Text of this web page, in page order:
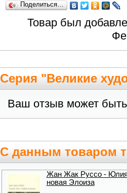
Поделиться…
Товар был
Серия "Великие
Ваш отзыв может
С данным товаром
Жан Жак Руссо -
новая Элоиза